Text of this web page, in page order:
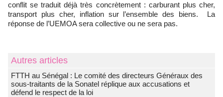
conflit se traduit déjà très concrètement : carburant plus cher,
transport plus cher, inflation sur l’ensemble des biens. La
réponse de l’UEMOA sera collective ou ne sera pas.
Autres articles
FTTH au Sénégal : Le comité des directeurs Généraux des
sous-traitants de la Sonatel réplique aux accusations et
défend le respect de la loi